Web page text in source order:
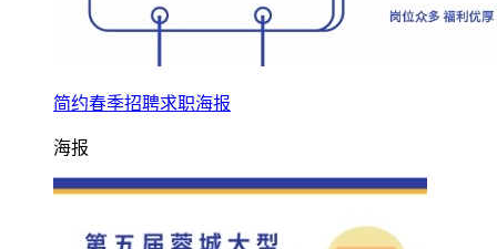
简约春季招聘求职海报
海报